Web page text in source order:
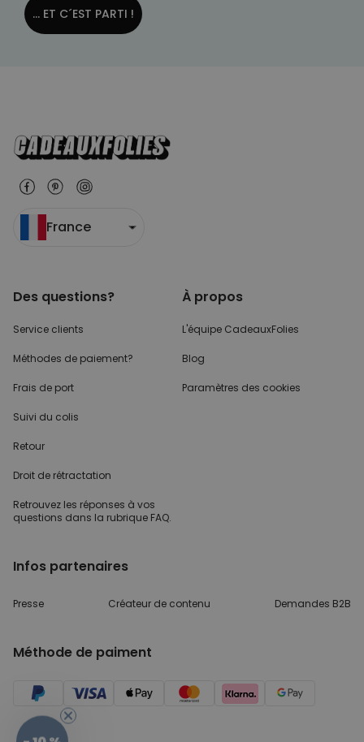
... ET C´EST PARTI !
France
Des questions?
Service clients
Méthodes de paiement?
Frais de port
Suivi du colis
Retour
Droit de rétractation
Retrouvez les réponses à vos
questions dans la rubrique FAQ.
À propos
L'équipe CadeauxFolies
Blog
Paramètres des cookies
Infos partenaires
Presse Créateur de contenu Demandes B2B
Méthode de paiment
- 10 %